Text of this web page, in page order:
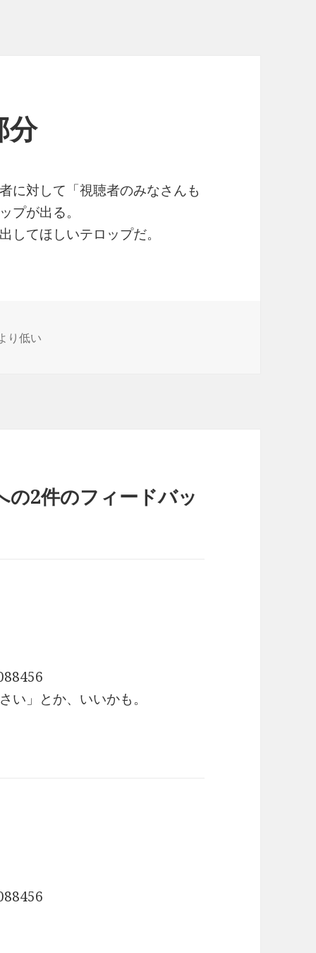
分
に対して「視聴者のみなさんも
プが出る。
してほしいテロップだ。
り低い
の2件のフィードバッ
い」とか、いいかも。